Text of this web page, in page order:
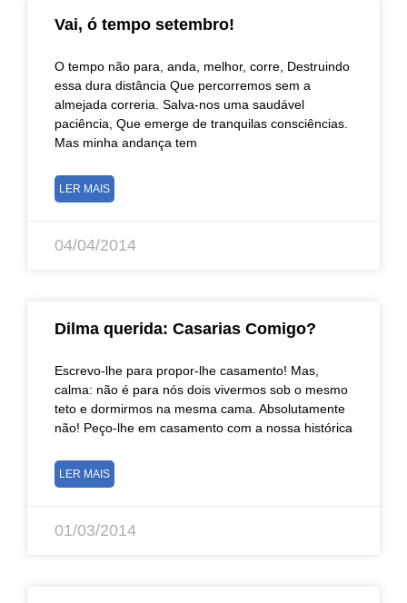
Vai, ó tempo setembro!
O tempo não para, anda, melhor, corre, Destruindo
essa dura distância Que percorremos sem a
almejada correria. Salva-nos uma saudável
paciência, Que emerge de tranquilas consciências.
Mas minha andança tem
LER MAIS
04/04/2014
Dilma querida: Casarias Comigo?
Escrevo-lhe para propor-lhe casamento! Mas,
calma: não é para nós dois vivermos sob o mesmo
teto e dormirmos na mesma cama. Absolutamente
não! Peço-lhe em casamento com a nossa histórica
LER MAIS
01/03/2014